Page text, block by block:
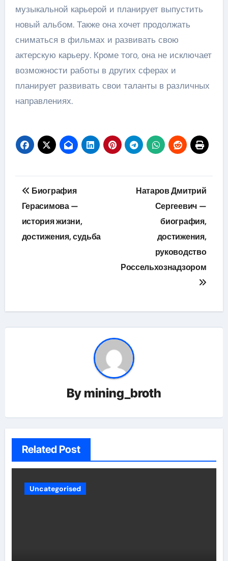
музыкальной карьерой и планирует выпустить
новый альбом. Также она хочет продолжать
сниматься в фильмах и развивать свою
актерскую карьеру. Кроме того, она не исключает
возможности работы в других сферах и
планирует развивать свои таланты в различных
направлениях.
Навигация
по
записям
Биография
Герасимова —
история жизни,
достижения, судьба
Натаров Дмитрий
Сергеевич —
биография,
достижения,
руководство
Россельхознадзором
By mining_broth
Related Post
Uncategorised